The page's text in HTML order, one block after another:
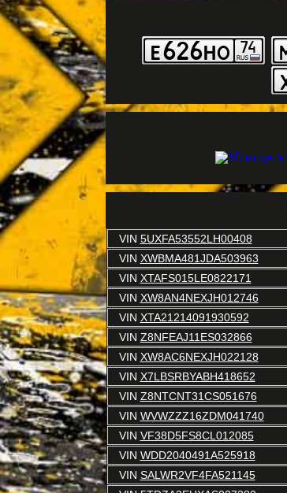
VIN 5UXFA53552LH00408
VIN XWBMA481JDA503963
VIN XTAFS015LE0822171
VIN XW8AN4NEXJH012746
VIN XTA21214091930592
VIN Z8NFEAJ11ES032866
VIN XW8AC6NEXJH022128
VIN X7LBSRBYABH418652
VIN Z8NTCNT31CS051676
VIN WVWZZZ16ZDM041740
VIN VF38D5FS8CL012085
VIN WDD2040491A525918
VIN SALWR2VF4FA521145